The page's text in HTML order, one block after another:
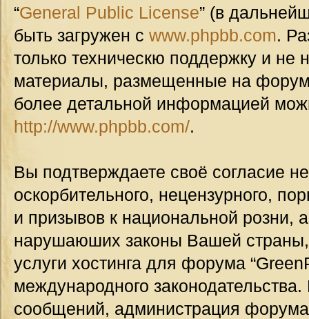
“General Public License” (в
быть загружен с www.phpbb.com.
только техническю поддержку и не
материалы, размещенные на
более детальной информацией
http://www.phpbb.com/.
Вы подтверждаете своё согласие
оскорбительного, нецензурного,
и призывов к национальной розни,
нарушаюших законы Вашей страны,
услуги хостинга для форума
международного
сообщений, администрация